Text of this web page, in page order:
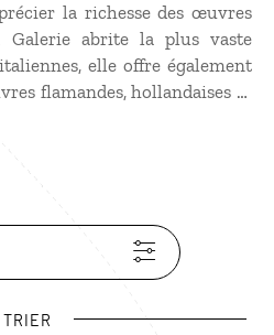
la richesse des œuvres
abrite la plus vaste
elle offre également
flamandes, hollandaises et
Ange, Raphaël, Fra
le long du palais des
Avant de quitter la Galerie,
pour profiter d'une vue
TRIER